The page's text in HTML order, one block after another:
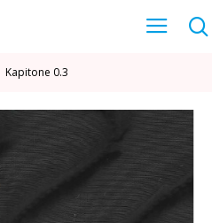
Kapitone 0.3